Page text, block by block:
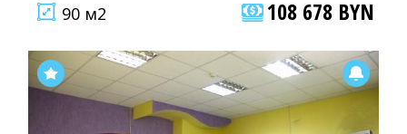
90 м2 108 678 BYN